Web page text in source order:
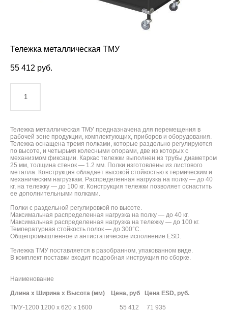
Тележка металлическая ТМУ
55 412 pуб.
Тележка металлическая ТМУ предназначена для перемещения в
рабочей зоне продукции, комплектующих, приборов и оборудования.
Тележка оснащена тремя полками, которые раздельно регулируются
по высоте, и четырьмя колесными опорами, две из которых с
механизмом фиксации. Каркас тележки выполнен из трубы диаметром
25 мм, толщина стенок — 1.2 мм. Полки изготовлены из листового
металла. Конструкция обладает высокой стойкостью к термическим и
механическим нагрузкам. Распределенная нагрузка на полку — до 40
кг, на тележку — до 100 кг. Конструкция тележки позволяет оснастить
ее дополнительными полками.
Полки с раздельной регулировкой по высоте.
Максимальная распределенная нагрузка на полку — до 40 кг.
Максимальная распределенная нагрузка на тележку — до 100 кг.
Температурная стойкость полок — до 300°С.
Общепромышленное и антистатическое исполнение ESD.
Тележка ТМУ поставляется в разобранном, упакованном виде.
В комплект поставки входит подробная инструкция по сборке.
Наименование
Длина х Ширина х Высота (мм) Цена, руб Цена ESD, руб.
ТМУ-1200 1200 х 620 х 1600 55 412 71 935